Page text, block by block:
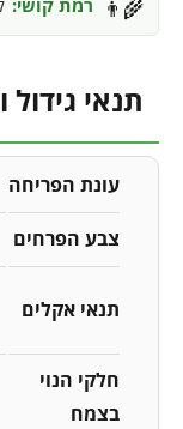
👨‍🌾 רמת קושי:
תנאי גידול
עונת הפריחה
צבע הפרחים
תנאי אקלים
חלקי הנוי
בצמח